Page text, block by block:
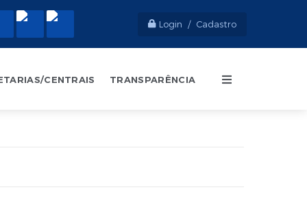
Login / Cadastro
CENTRAIS TRANSPARÊNCIA